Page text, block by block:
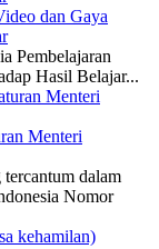
dan Gaya
Pembelajaran
Hasil Belajar...
Menteri
dalam
Nomor